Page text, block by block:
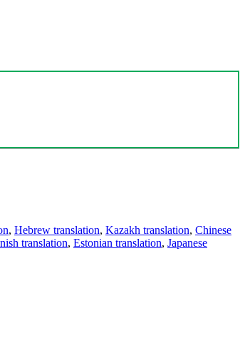
, Hebrew translation, Kazakh translation, Chinese
translation, Estonian translation, Japanese